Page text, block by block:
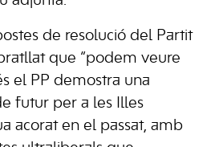
de resolució del Partit
que “podem veure
el PP demostra una
futur per a les Illes
acorat en el passat, amb